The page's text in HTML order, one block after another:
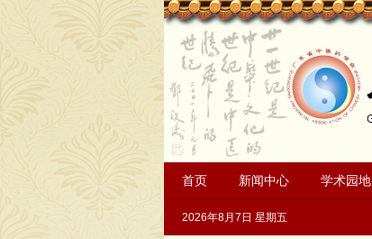
首页 新闻中心 学术园地
2026年8月7日 星期五